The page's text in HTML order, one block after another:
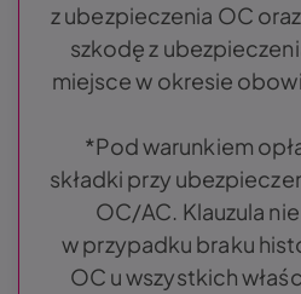
z ubezpieczenia OC
szkodę z
miejsce w okresie
*Pod warunkiem
składki przy
OC/AC. Klauzula
w przypadku braku
OC u wszystkich